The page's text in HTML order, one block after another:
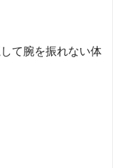
て腕を振れない体